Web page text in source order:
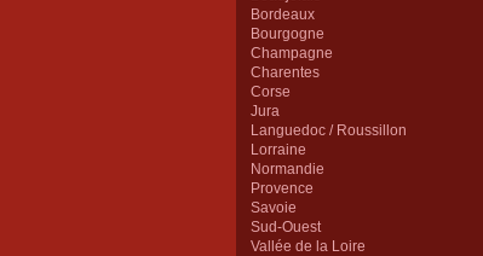
Bordeaux
Bourgogne
Champagne
Charentes
Corse
Jura
Languedoc / Roussillon
Lorraine
Normandie
Provence
Savoie
Sud-Ouest
Vallée de la Loire